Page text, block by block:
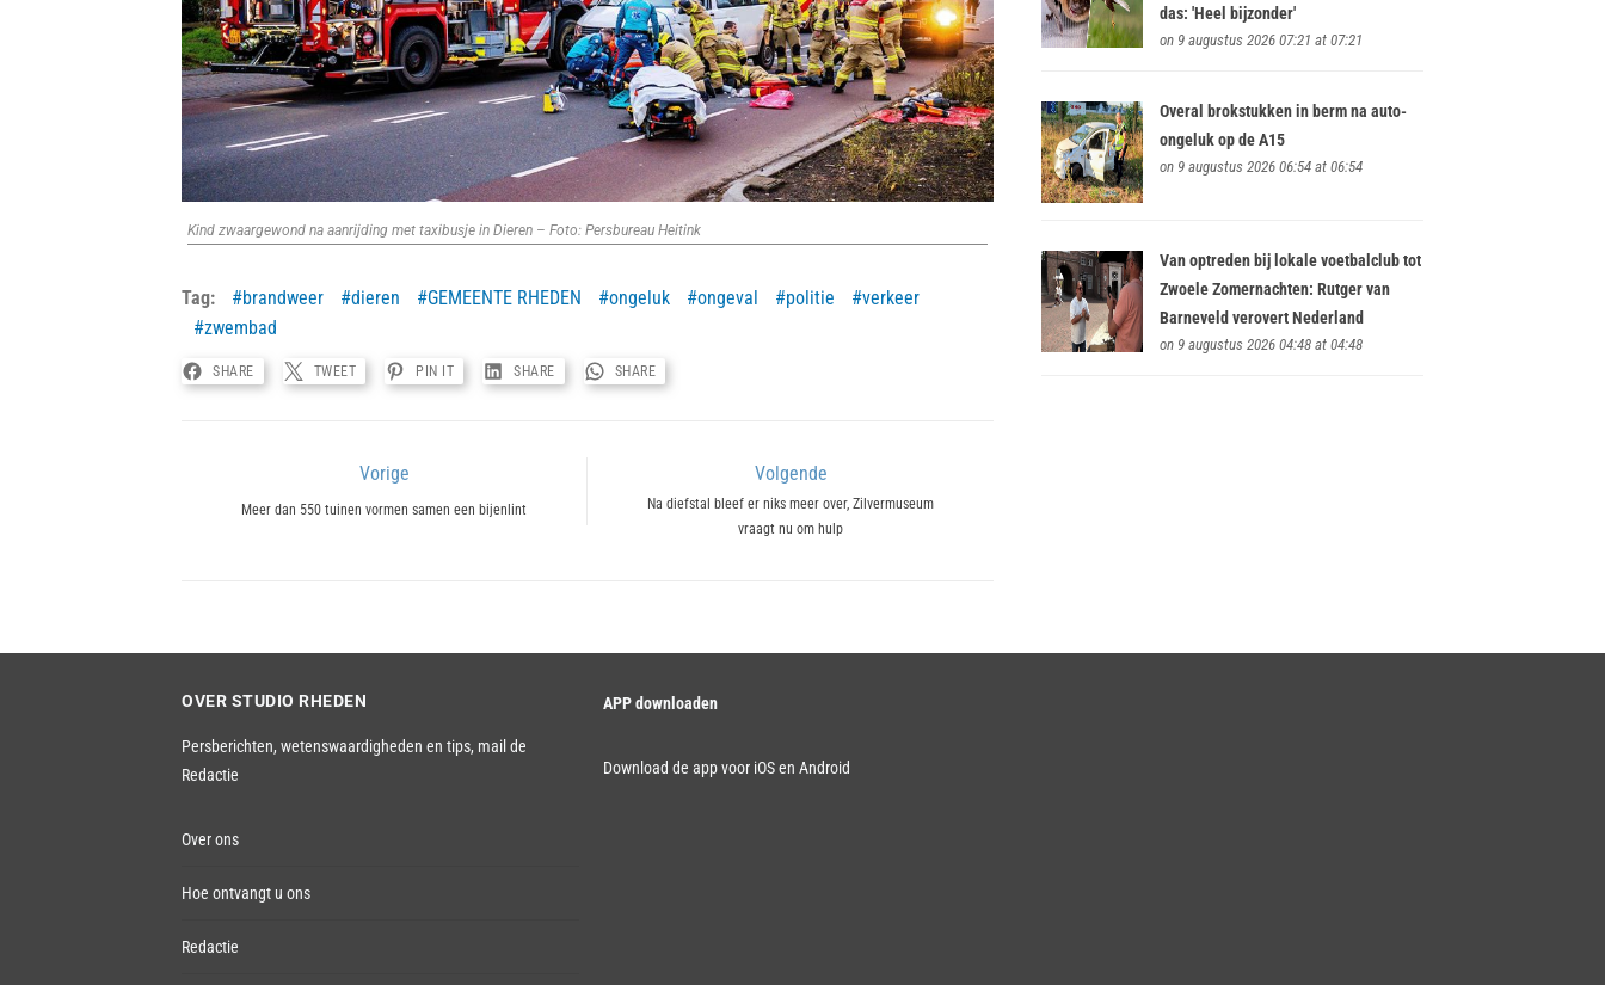
Kind zwaargewond na aanrijding met taxibusje in Dieren – Foto: Persbureau Heitink
Tag: brandweer dieren GEMEENTE RHEDEN ongeluk ongeval politie
verkeer
zwembad
SHARE TWEET PIN IT SHARE SHARE
navigatie
Vorige
Previous
Meer dan 550 tuinen vormen samen een bijenlint
Volgende
Next
Na diefstal bleef er niks meer over, Zilvermuseum
vraagt nu om hulp
das: 'Heel bijzonder'
on 9 augustus 2026 07:21 at 07:21
Overal brokstukken in berm na auto-
ongeluk op de A15
on 9 augustus 2026 06:54 at 06:54
Van optreden bij lokale voetbalclub tot
Zwoele Zomernachten: Rutger van
Barneveld verovert Nederland
on 9 augustus 2026 04:48 at 04:48
OVER STUDIO RHEDEN
Persberichten, wetenswaardigheden en tips, mail de
Redactie
Over ons
Hoe ontvangt u ons
Redactie
APP downloaden
Download de app voor iOS en Android